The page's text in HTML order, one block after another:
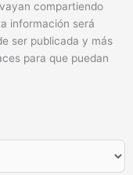
compartiendo
información será
ser publicada y más
para que puedan